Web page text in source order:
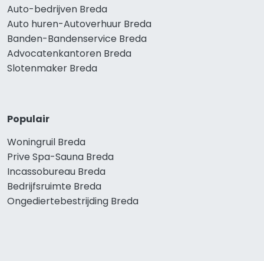
Auto-bedrijven Breda
Auto huren-Autoverhuur Breda
Banden-Bandenservice Breda
Advocatenkantoren Breda
Slotenmaker Breda
Populair
Woningruil Breda
Prive Spa-Sauna Breda
Incassobureau Breda
Bedrijfsruimte Breda
Ongediertebestrijding Breda